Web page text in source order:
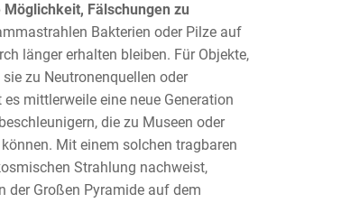
Fälschungen zu
Bakterien oder Pilze auf
länger erhalten bleiben. Für Objekte,
zu Neutronenquellen oder
mittlerweile eine neue Generation
die zu Museen oder
Mit einem solchen tragbaren
Strahlung nachweist,
der Großen Pyramide auf dem